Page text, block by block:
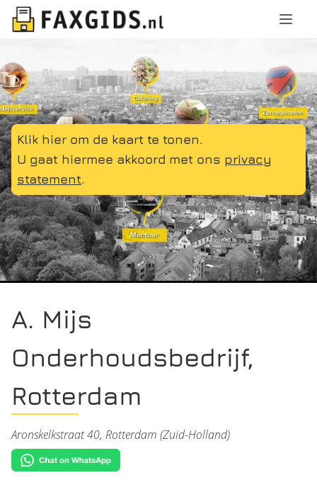
Klik hier om de kaart te tonen.
U gaat hiermee akkoord met ons privacy
statement.
A. Mijs
Onderhoudsbedrijf,
Rotterdam
Aronskelkstraat 40, Rotterdam (Zuid-Holland)